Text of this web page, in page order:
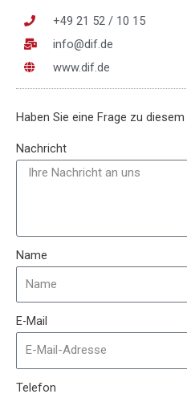
+49 21 52 / 10 15
info@dif.de
www.dif.de
Haben Sie eine Frage zu diesem
Nachricht
Name
E-Mail
Telefon